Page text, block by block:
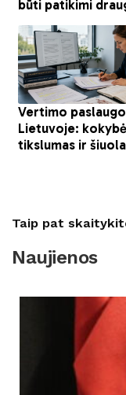
Taip pat
Naujienos